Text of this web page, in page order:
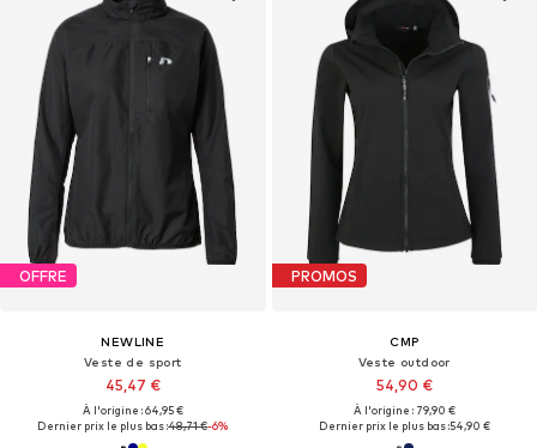
OFFRE
NEWLINE
Veste de sport
45,47 €
À l'origine : 64,95 €
Dernier prix le plus bas :48,71 €-6%
PROMOS
CMP
Veste outdoor
54,90 €
À l'origine : 79,90 €
Dernier prix le plus bas :54,90 €